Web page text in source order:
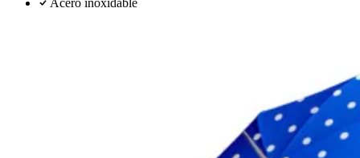
Acero inoxidable